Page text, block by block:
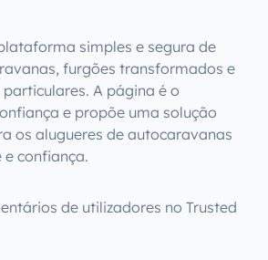
simples e segura de
furgões transformados e
A página é o
e propõe uma solução
os alugueres de autocaravanas
confiança.
de utilizadores no Trusted